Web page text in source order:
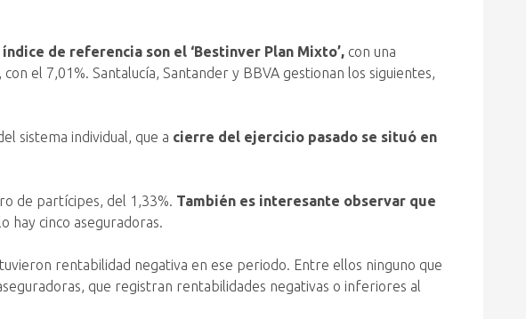
de referencia son el ‘Bestinver Plan Mixto’, con una
el 7,01%. Santalucía, Santander y BBVA gestionan los siguientes,
sistema individual, que a cierre del ejercicio pasado se situó en
de partícipes, del 1,33%. También es interesante observar que
hay cinco aseguradoras.
rentabilidad negativa en ese periodo. Entre ellos ninguno que
que registran rentabilidades negativas o inferiores al